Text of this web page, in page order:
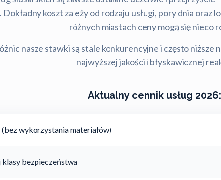
Dokładny koszt zależy od rodzaju usługi, pory dnia oraz
różnych miastach ceny mogą się nieco
nasze stawki są stale konkurencyjne i często niższe
najwyższej jakości i błyskawicznej
Aktualny cennik usług 2026:
(bez wykorzystania materiałów)
klasy bezpieczeństwa